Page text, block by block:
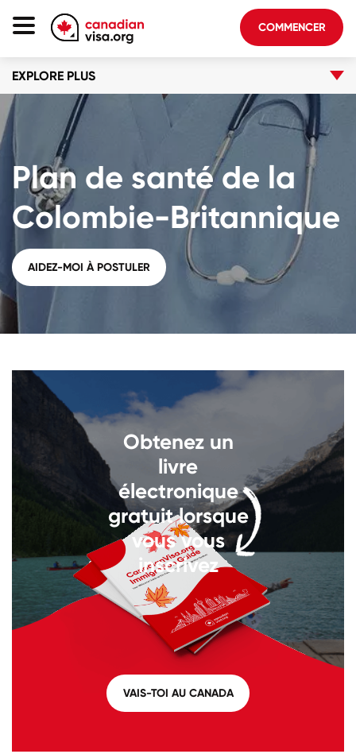
COMMENCER
EXPLORE PLUS
Plan de santé de la
Colombie-Britannique
AIDEZ-MOI À POSTULER
Obtenez un
livre
électronique
gratuit lorsque
vous vous
inscrivez
VAIS-TOI AU CANADA
Page D'accueil
Immigration Canada
À Propos De Nous
Blogue
FAQ
COMMENCER
Appelez-nous au+1 604 449
1200